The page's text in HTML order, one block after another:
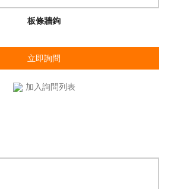
板條牆鉤
立即詢問
加入詢問列表